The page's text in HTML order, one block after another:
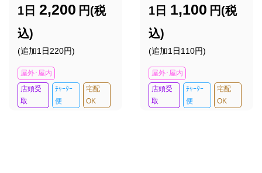
1日 2,200 円(税
込)
(追加1日220円)
屋外･屋内
店頭受
取
ﾁｬｰﾀｰ
便
宅配
OK
1日 1,100 円(税
込)
(追加1日110円)
屋外･屋内
店頭受
取
ﾁｬｰﾀｰ
便
宅配
OK